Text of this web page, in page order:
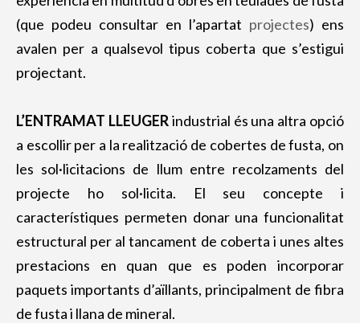
(que podeu consultar en l’apartat projectes) ens
avalen per a qualsevol tipus coberta que s’estigui
projectant.
L’ENTRAMAT LLEUGERindustrial és una altra opció
a escollir per a la realització de cobertes de fusta, on
les sol·licitacions de llum entre recolzaments del
projecte ho sol·licita. El seu concepte i
característiques permeten donar una funcionalitat
estructural per al tancament de coberta i unes altes
prestacions en quan que es poden incorporar
paquets importants d’aïllants, principalment de fibra
de fusta i llana de mineral.